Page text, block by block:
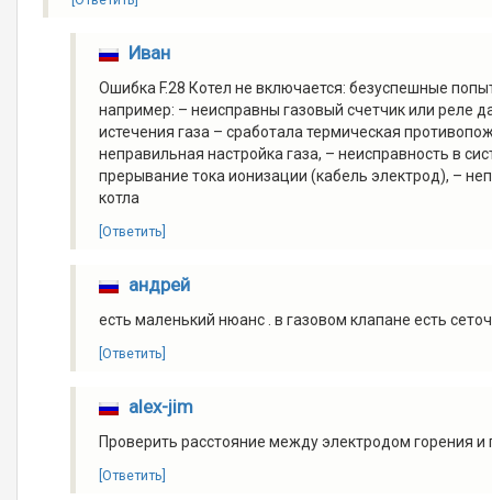
Иван
Ошибка F.28 Котел не включается: безуспешные
например: – неисправны газовый счетчик или реле
истечения газа – сработала термическая
неправильная настройка газа, – неисправность в
прерывание тока ионизации (кабель электрод), –
котла
[Ответить]
андрей
есть маленький нюанс . в газовом клапане есть
[Ответить]
alex-jim
Проверить расстояние между электродом горения и
[Ответить]